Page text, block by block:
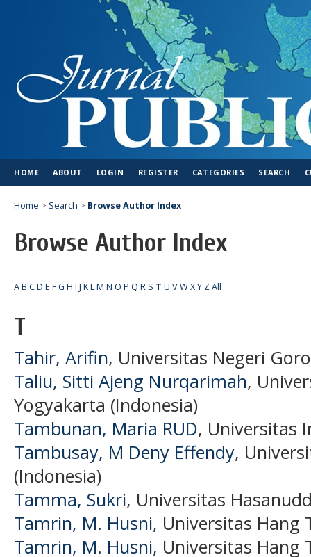
HOME ABOUT LOGIN REGISTER CATEGORIES SEARCH
Home > Search > Browse Author Index
Browse Author Index
AB CD E FG H I J KLM N O P Q R S T U VWXY ZAll
T
Tahir, Arifin, Universitas Negeri
Taliu, Sitti Ajeng Nurqarimah,
Yogyakarta (Indonesia)
Tambunan, Maria RUD, Universitas
Tambusay, M Deny Effendy,
(Indonesia)
Tamma, Sukri, Universitas
Tamrin, M. Husni, Universitas Hang
Tamrin, M. Husni, Universitas Hang